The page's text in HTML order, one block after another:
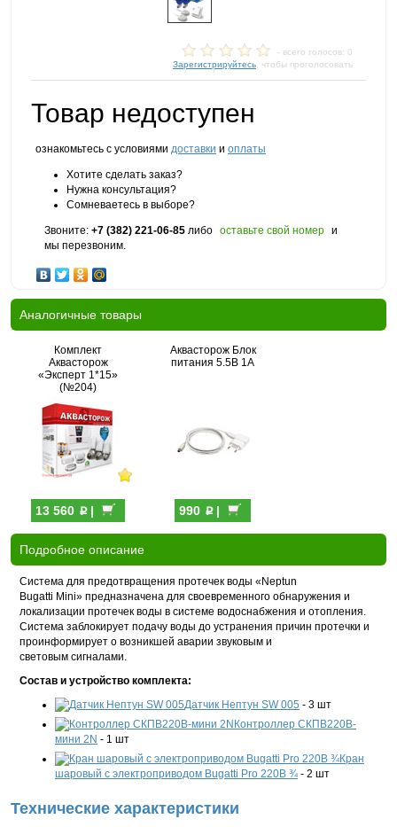
- всего голосов: 0
Зарегистрируйтесь , чтобы проголосовать
Товар недоступен
ознакомьтесь с условиями доставки и оплаты
Хотите сделать заказ?
Нужна консультация?
Сомневаетесь в выборе?
Звоните: +7 (382) 221-06-85 либо оставьте свой номер и
мы перезвоним.
Аналогичные товары
Комплект
Аквасторож
«Эксперт 1*15»
(№204)
13 560 p|
Аквасторож Блок
питания 5.5В 1А
990 p|
Подробное описание
Система для предотвращения протечек воды «Neptun
Bugatti Мini» предназначена для своевременного обнаружения и
локализации протечек воды в системе водоснабжения и отопления.
Система заблокирует подачу воды до устранения причин протечки и
проинформирует о возникшей аварии звуковым и
световым сигналами.
Состав и устройство комплекта:
Датчик Нептун SW 005 - 3 шт
Контроллер СКПВ220В-
мини 2N - 1 шт
Кран
шаровый с электроприводом Bugatti Pro 220В ¾ - 2 шт
Технические характеристики